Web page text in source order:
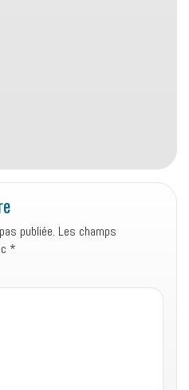
publiée. Les champs
*